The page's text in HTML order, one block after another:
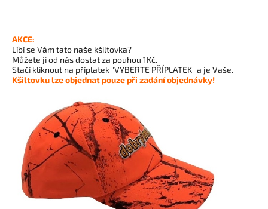
AKCE:
Líbí se Vám tato naše kšiltovka?
Můžete ji od nás dostat za pouhou 1Kč.
Stačí kliknout na příplatek "VYBERTE PŘÍPLATEK" a je Vaše.
Kšiltovku lze objednat pouze při zadání objednávky!